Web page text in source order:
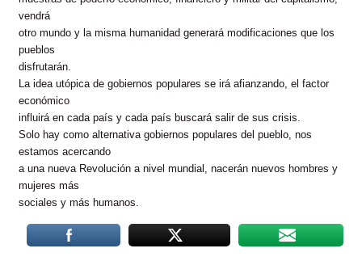
vendrá
otro mundo y la misma humanidad generará modificaciones que los
pueblos
disfrutarán.
La idea utópica de gobiernos populares se irá afianzando, el factor
económico
influirá en cada país y cada país buscará salir de sus crisis.
Solo hay como alternativa gobiernos populares del pueblo, nos
estamos acercando
a una nueva Revolución a nivel mundial, nacerán nuevos hombres y
mujeres más
sociales y más humanos.